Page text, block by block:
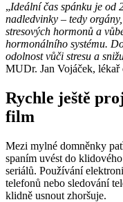
„Ideální čas spánku je od
nadledvinky – tedy
stresových hormonů a
hormonálního systému.
odolnost vůči stresu a
MUDr. Jan Vojáček, lékař
Rychle ještě
film
Mezi mylné domněnky
spaním uvést do
seriálů. Používání
telefonů nebo sledování
klidně usnout zhoršuje.